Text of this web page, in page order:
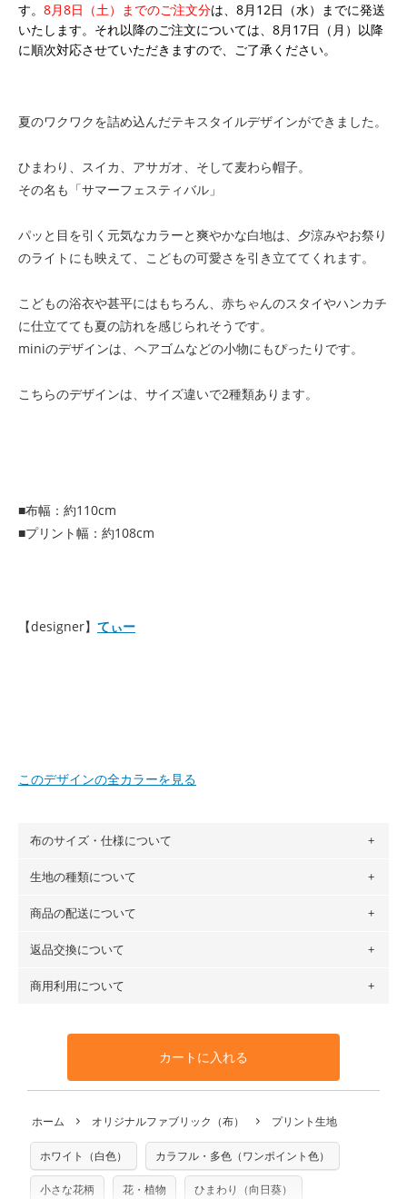
す。 8月8日（土）までのご注文分は、8月12日（水）までに発送
いたします。それ以降のご注文については、8月17日（月）以降
に順次対応させていただきますので、ご了承ください。
夏のワクワクを詰め込んだテキスタイルデザインができました。
ひまわり、スイカ、アサガオ、そして麦わら帽子。
その名も「サマーフェスティバル」
パッと目を引く元気なカラーと爽やかな白地は、夕涼みやお祭り
のライトにも映えて、こどもの可愛さを引き立ててくれます。
こどもの浴衣や甚平にはもちろん、赤ちゃんのスタイやハンカチ
に仕立てても夏の訪れを感じられそうです。
miniのデザインは、ヘアゴムなどの小物にもぴったりです。
こちらのデザインは、サイズ違いで2種類あります。
■布幅：約110cm
■プリント幅：約108cm
【designer】 てぃー
このデザインの全カラーを見る
布のサイズ・仕様について
布の長さは50cm単位での販売になります。
場合 → 購入数量「7」
※カットを希望の方は備考欄に「50cmずつカット希望」など
ご記載ください（50cm単位でのカットのみ）
プリント布の仕様についてもっと詳しく見る
生地の種類について
・現在、すべてのデザインのプリントに使用している生地は
ットン（ダブルガーゼ）・100％コットン（ローン）・コッ
トンリネン（ビエラ織）・100％コットン（ツイル）・
100％コットン（キャンバス・11号帆布）です。
生地見本サンプル（無料）を購入する
商品の配送について
・ネコポスでの配送は、布は2mまで型紙は2個までとなりま
も送料の表示が600円となり宅急便での配送となります。
となります。
※万が一、検品時に不備が見つかった場合は、4～5営業日後
※土日祝は営業日に含まれません。
※配送日のご指定は承れません。出来上がり次第、順次発送
返品交換について
・布はご注文後に注文数量のみをプリントするため、
購入後
や用尺をお間違えのないようお願いします。思っていた色味
と違う、などの理由での返品は承れません。予めご了承くだ
商用利用について
利用いただけます。「nunocoto fabric使用」といった記載
も不要です。（製品化した際に起こる全ての問題、クレーム
いませんのでご了承ください）
※有料型紙（ホームソーイング型紙シリーズ）および柄がえ
らべるキットに付属された型紙は商用利用できませんのでご
注意ください。型紙自体の転用・販売および型紙を使用して
カートに入れる
ホーム オリジナルファブリック（布） プリント生地
ホワイト（白色） カラフル・多色（ワンポイント色）
小さな花柄 花・植物 ひまわり（向日葵）